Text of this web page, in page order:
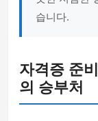
습니다.
자격증 준
의 승부처